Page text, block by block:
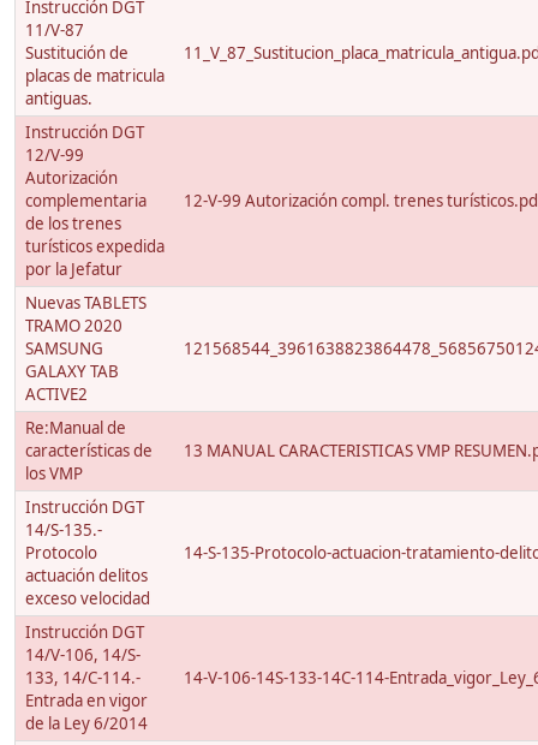
Instrucción DGT
11/V-87
Sustitución de
placas de matricula
antiguas.
Instrucción DGT
12/V-99
Autorización
complementaria
de los trenes
turísticos expedida
por la Jefatur
12-V-99 Autorización compl. trenes
Nuevas TABLETS
TRAMO 2020
SAMSUNG
GALAXY TAB
ACTIVE2
Re:Manual de
características de
los VMP
13 MANUAL CARACTERISTICAS VMP
Instrucción DGT
14/S-135.-
Protocolo
actuación delitos
exceso velocidad
14-S-135-Protocolo-actuacion-tratamiento-
Instrucción DGT
14/V-106, 14/S-
133, 14/C-114.-
Entrada en vigor
de la Ley 6/2014
14-V-106-14S-133-14C-114-